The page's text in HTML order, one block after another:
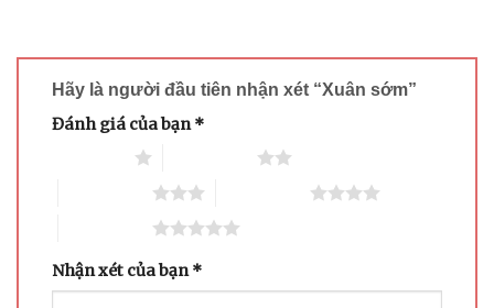
Hãy là người đầu tiên nhận xét “Xuân sớm”
Đánh giá của bạn*
Nhận xét của bạn*